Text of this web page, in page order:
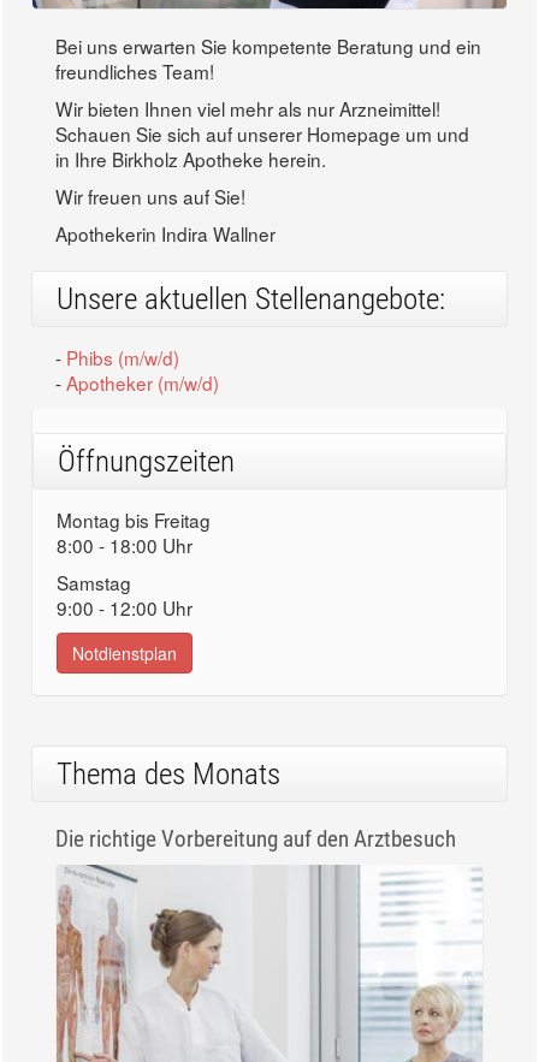
Bei uns erwarten Sie kompetente Beratung und ein
freundliches Team!
Wir bieten Ihnen viel mehr als nur Arzneimittel!
Schauen Sie sich auf unserer Homepage um und
in Ihre Birkholz Apotheke herein.
Wir freuen uns auf Sie!
Apothekerin Indira Wallner
Unsere aktuellen Stellenangebote:
- Phibs (m/w/d)
-Apotheker (m/w/d)
Öffnungszeiten
Montag bis Freitag
8:00 - 18:00 Uhr
Samstag
9:00 - 12:00 Uhr
Notdienstplan
Thema des Monats
Die richtige Vorbereitung auf den Arztbesuch